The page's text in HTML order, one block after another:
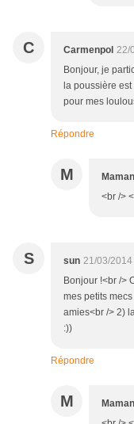
C Carmenpol 22/
Bonjour, je
la poussière
pour mes
Répondre
M
<br />
S sun 21/03/2014
Bonjour !<br />
mes petits
amies<br /> 2)
:))
Répondre
M